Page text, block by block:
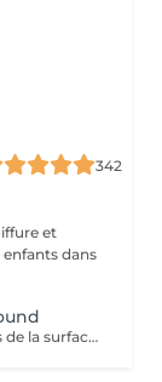
342
et
dans
Un soin exfoliant qui élimine les cellules mortes de la surface de la peau, favorise le renouvellement cellulaire et prévient les poils incarnés. Ce rituel de beauté laisse la peau plus lisse, douce et visiblement plus saine. Idéal pour retrouver une peau éclatante et soyeuse.